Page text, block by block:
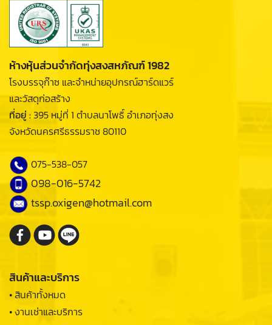
ห้างหุ้นส่วนจำกัดทุ่งสงสหภัณฑ์ 1982
โรงบรรจุก๊าซ และจำหน่ายอุปกรณ์ฮาร์ดแวร์
และวัสดุก่อสร้าง
ที่อยู่ :395 หมู่ที่ 1 ตำบลนาโพธิ์ อำเภอทุ่งสง
จังหวัดนครศรีธรรมราช 80110
075-538-057
098-016-5742
tssp.oxigen@hotmail.com
สินค้าและบริการ
• สินค้าทั้งหมด
• งานเช่าและบริการ